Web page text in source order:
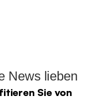
News lieben
Sie von